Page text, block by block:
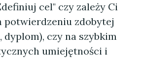
cel" czy zależy Ci
potwierdzeniu zdobytej
dyplom), czy na szybkim
umiejętności i